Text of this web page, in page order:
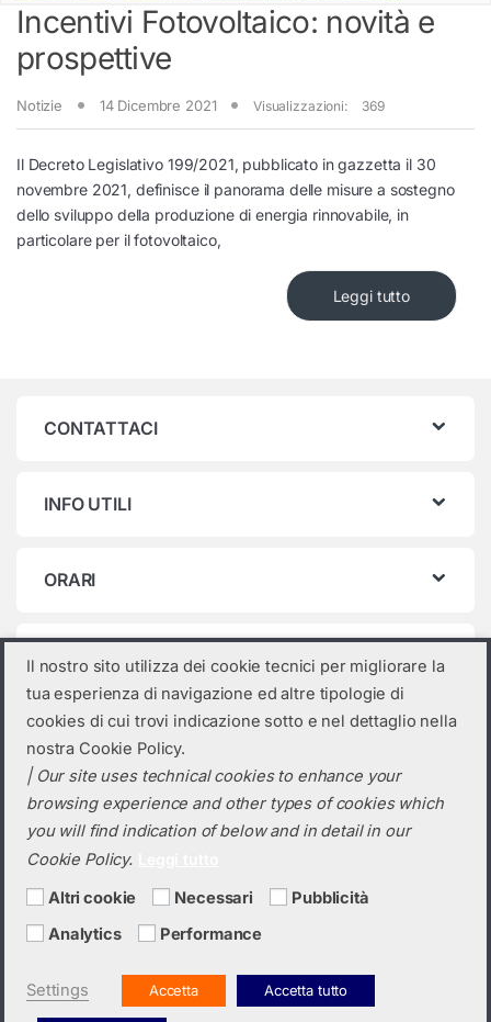
Incentivi Fotovoltaico: novità e
prospettive
Notizie 14 Dicembre 2021 Visualizzazioni: 369
Il Decreto Legislativo 199/2021, pubblicato in gazzetta il 30
novembre 2021, definisce il panorama delle misure a sostegno
dello sviluppo della produzione di energia rinnovabile, in
particolare per il fotovoltaico,
Leggi tutto
CONTATTACI
INFO UTILI
ORARI
Categorie prodotto
Seleziona una categoria
Hai bisogno di un preventivo?
+39 0423 6326
Il nostro sito utilizza dei cookie tecnici per migliorare la
tua esperienza di navigazione ed altre tipologie di
cookies di cui trovi indicazione sotto e nel dettaglio nella
nostra Cookie Policy.
| Our site uses technical cookies to enhance your
browsing experience and other types of cookies which
you will find indication of below and in detail in our
Cookie Policy.
Altri cookie Necessari
Pubblicità
Analytics
Performance
Settings Accetta Accetta tutto